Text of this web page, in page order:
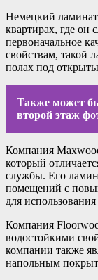
Немецкий ламинат
квартирах, где он
первоначальное
свойствам, такой
полах под
Также может
второй этаж
Компания
который
службы. Его
помещений с
для
Компания
водостойкими
компании также
напольным